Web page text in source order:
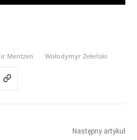
Mentzen Wołodymyr Zełeński
Następny artykuł